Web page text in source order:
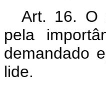
Art. 16. O
pela
demandado
lide.